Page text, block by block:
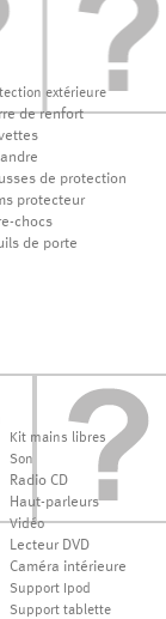
extérieure
de renfort
de protection
protecteur
chocs
de porte
Kit mains libres
Son
Radio CD
Haut-parleurs
Vidéo
Lecteur DVD
Caméra intérieure
Support Ipod
Support tablette